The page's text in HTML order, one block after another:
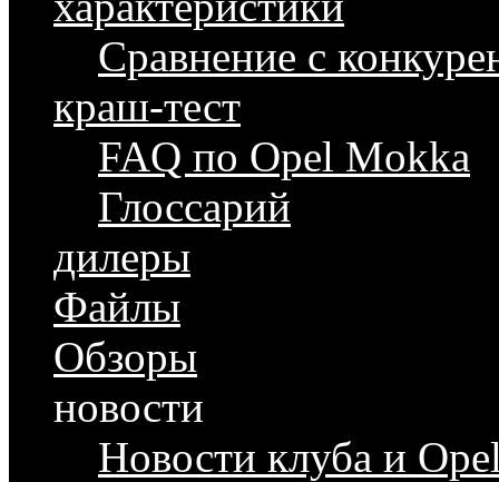
Сравнение с
краш-тест
FAQ по Opel Mokka
Глоссарий
дилеры
Файлы
Обзоры
новости
Новости клуба и